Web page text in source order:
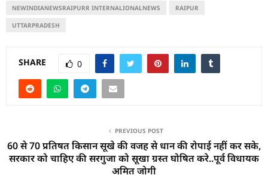
NEWINDIANEWSRAIPURR INTERNALIONALNEWS RAIPUR
UTTARPRADESH
SHARE 0
PREVIOUS POST
60 से 70 प्रतिषत किसान सूखे की वजह से धान की रोपाई नहीं कर सके,
सरकार को चाहिए की सरगुजा को सूखा ग्रस्त घोषित करे..पूर्व विधायक
अमित जोगी